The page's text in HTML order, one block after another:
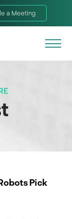
a Meeting
Pick